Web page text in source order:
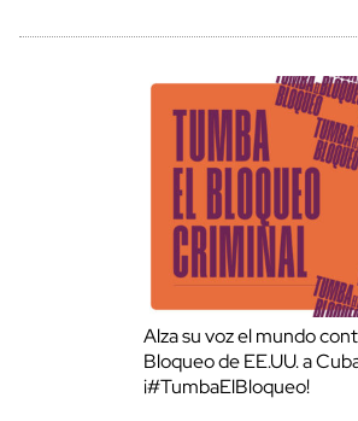
Alza su voz el mundo
Bloqueo de EE.UU. a
¡#TumbaElBloqueo!